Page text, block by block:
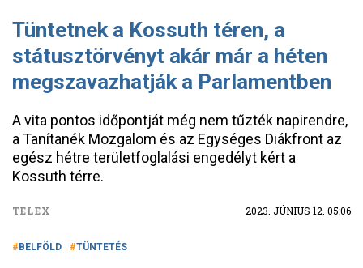
Tüntetnek a Kossuth téren, a
státusztörvényt akár már a héten
megszavazhatják a Parlamentben
A vita pontos időpontját még nem tűzték napirendre,
a Tanítanék Mozgalom és az Egységes Diákfront az
egész hétre területfoglalási engedélyt kért a
Kossuth térre.
TELEX 2023. JÚNIUS 12. 05:06
BELFÖLD TÜNTETÉS